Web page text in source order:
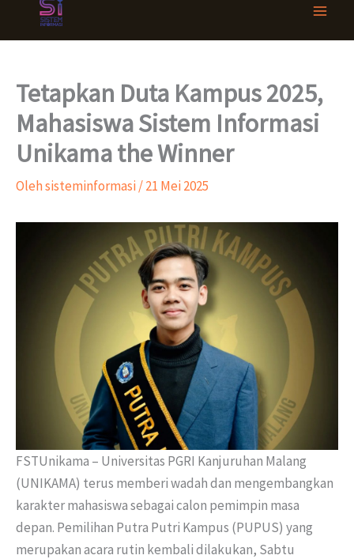
Tetapkan Duta Kampus 2025,
Mahasiswa Sistem Informasi
Unikama the Winner
Olehsisteminformasi/21 Mei 2025
FSTUnikama – Universitas PGRI Kanjuruhan Malang
(UNIKAMA) terus memberi wadah dan mengembangkan
karakter mahasiswa sebagai calon pemimpin masa
depan. Pemilihan Putra Putri Kampus (PUPUS) yang
merupakan acara rutin kembali dilakukan, Sabtu